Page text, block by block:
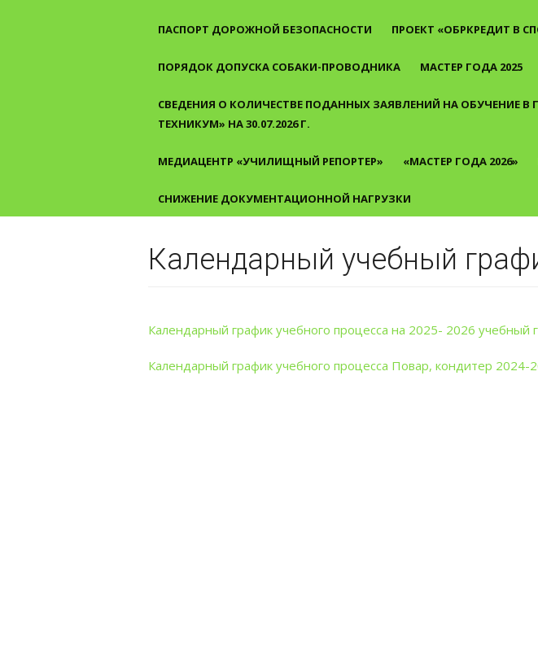
ПАСПОРТ ДОРОЖНОЙ БЕЗОПАСНОСТИ ПРОЕКТ «ОБРКРЕДИТ В
ПОРЯДОК ДОПУСКА СОБАКИ-ПРОВОДНИКА МАСТЕР ГОДА 2025
СВЕДЕНИЯ О КОЛИЧЕСТВЕ ПОДАННЫХ ЗАЯВЛЕНИЙ НА ОБУЧЕНИЕ
ТЕХНИКУМ» НА 30.07.2026 Г.
МЕДИАЦЕНТР «УЧИЛИЩНЫЙ РЕПОРТЕР» «МАСТЕР ГОДА 2026»
СНИЖЕНИЕ ДОКУМЕНТАЦИОННОЙ НАГРУЗКИ
Календарный учебный
Календарный график учебного процесса на 2025- 2026 учебный
Календарный график учебного процесса Повар, кондитер 2024-